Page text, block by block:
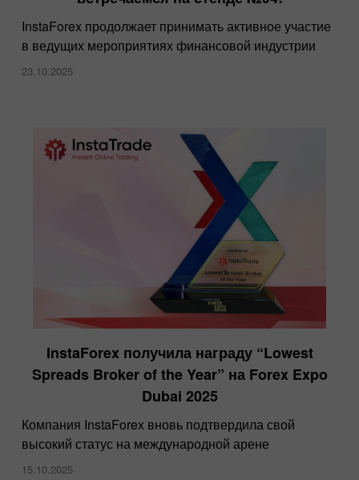
InstaForex продолжает принимать активное участие
в ведущих мероприятиях финансовой индустрии
23.10.2025
InstaForex получила награду “Lowest
Spreads Broker of the Year” на Forex Expo
Dubai 2025
Компания InstaForex вновь подтвердила свой
высокий статус на международной арене
15.10.2025